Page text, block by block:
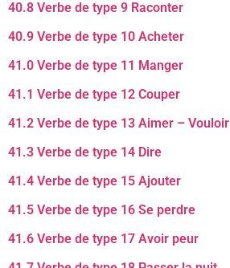
40.8 Verbe de type 9 Raconter
40.9 Verbe de type 10 Acheter
41.0 Verbe de type 11 Manger
41.1 Verbe de type 12 Couper
41.2 Verbe de type 13 Aimer – Vouloir
41.3 Verbe de type 14 Dire
41.4 Verbe de type 15 Ajouter
41.5 Verbe de type 16 Se perdre
41.6 Verbe de type 17 Avoir peur